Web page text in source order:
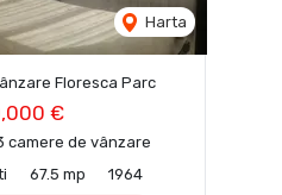
Harta
Floresca Parc
€
camere de vânzare
67.5 mp 1964